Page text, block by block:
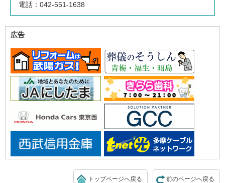
電話：042-551-1638
広告
前のページへ戻る
トップページへ戻る